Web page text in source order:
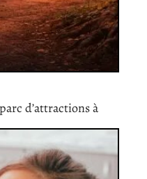
d’attractions à